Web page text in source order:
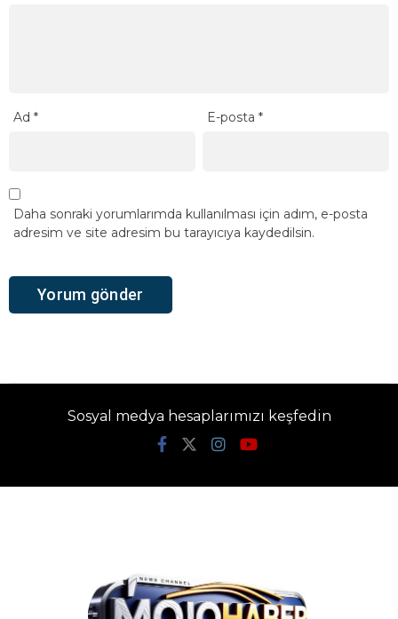
Ad * E-posta*
Daha sonraki yorumlarımda kullanılması için adım, e-posta
adresim ve site adresim bu tarayıcıya kaydedilsin.
Sosyal medya hesaplarımızı keşfedin